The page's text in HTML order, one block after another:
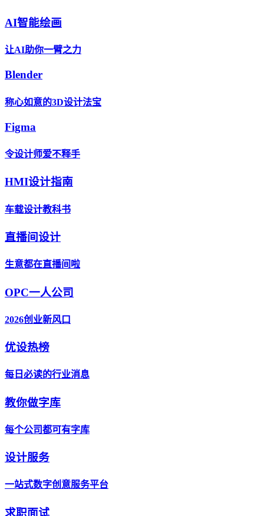
AI智能绘画
让AI助你一臂之力
Blender
称心如意的3D设计法宝
Figma
令设计师爱不释手
HMI设计指南
车载设计教科书
直播间设计
生意都在直播间啦
OPC一人公司
2026创业新风口
优设热榜
每日必读的行业消息
教你做字库
每个公司都可有字库
设计服务
一站式数字创意服务平台
求职面试